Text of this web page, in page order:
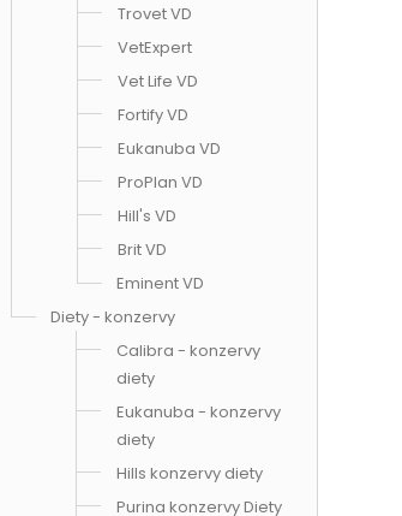
Trovet VD
VetExpert
Vet Life VD
Fortify VD
Eukanuba VD
ProPlan VD
Hill's VD
Brit VD
Eminent VD
Diety - konzervy
Calibra - konzervy
diety
Eukanuba - konzervy
diety
Hills konzervy diety
Purina konzervy Diety